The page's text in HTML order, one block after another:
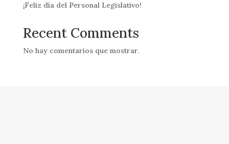
¡Feliz día del Personal Legislativo!
Recent Comments
No hay comentarios que mostrar.